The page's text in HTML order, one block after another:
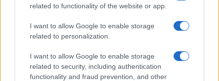
related to functionality of the website or app.
I want to allow Google to enable storage
related to personalization.
I want to allow Google to enable storage
related to security, including authentication
functionality and fraud prevention, and other
Incendio nella notte a Olbia, a fuoco due furgoni
A fuoco un deposito con bombole, intervento dei
vigili del fuoco a Rudalza